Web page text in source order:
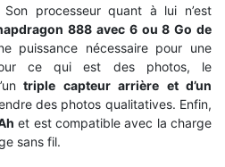
processeur quant à lui n’est
888 avec 6 ou 8 Go de
puissance nécessaire pour une
ce qui est des photos, le
triple capteur arrière et d’un
des photos qualitatives. Enfin,
et est compatible avec la charge
sans fil.